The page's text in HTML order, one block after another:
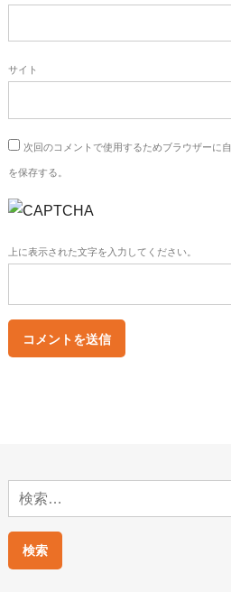
サイト
次回のコメントで使用するためブラウザーに
を保存する。
上に表示された文字を入力してください。
検
索: